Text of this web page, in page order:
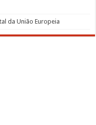
da União Europeia